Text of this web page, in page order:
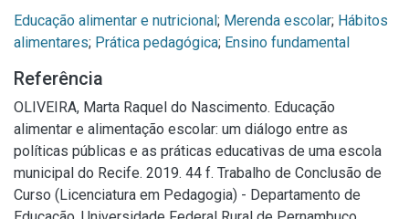
Educação alimentar e nutricional; Merenda escolar; Hábitos
alimentares; Prática pedagógica; Ensino fundamental
Referência
OLIVEIRA, Marta Raquel do Nascimento. Educação
alimentar e alimentação escolar: um diálogo entre as
políticas públicas e as práticas educativas de uma escola
municipal do Recife. 2019. 44 f. Trabalho de Conclusão de
Curso (Licenciatura em Pedagogia) - Departamento de